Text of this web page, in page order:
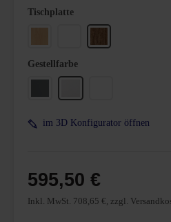
595,50 €
Inkl. MwSt. 708,65 €, zzgl.
Tischplatteauswählen
Buche
Nussbaum
Gestellfarbeauswählen
Graphit
im 3D Konfigurator öffnen